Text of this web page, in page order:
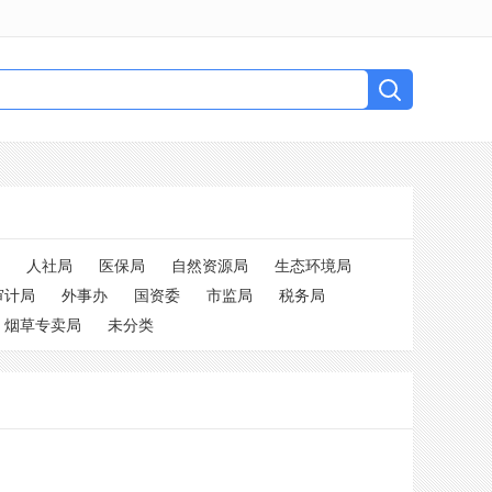
人社局 医保局 自然资源局
生态环境局
计局 外事办 国资委 市监局
税务局
烟草专卖局 未分类